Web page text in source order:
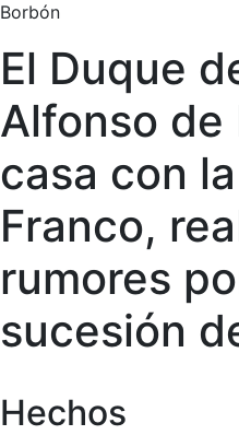
Borbón
El Duque
Alfonso de
casa con
Franco,
rumores
sucesión
Hechos